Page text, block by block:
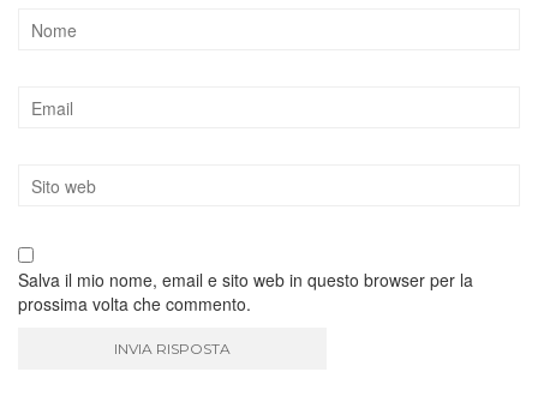
Salva il mio nome, email e sito web in questo browser per la
prossima volta che commento.